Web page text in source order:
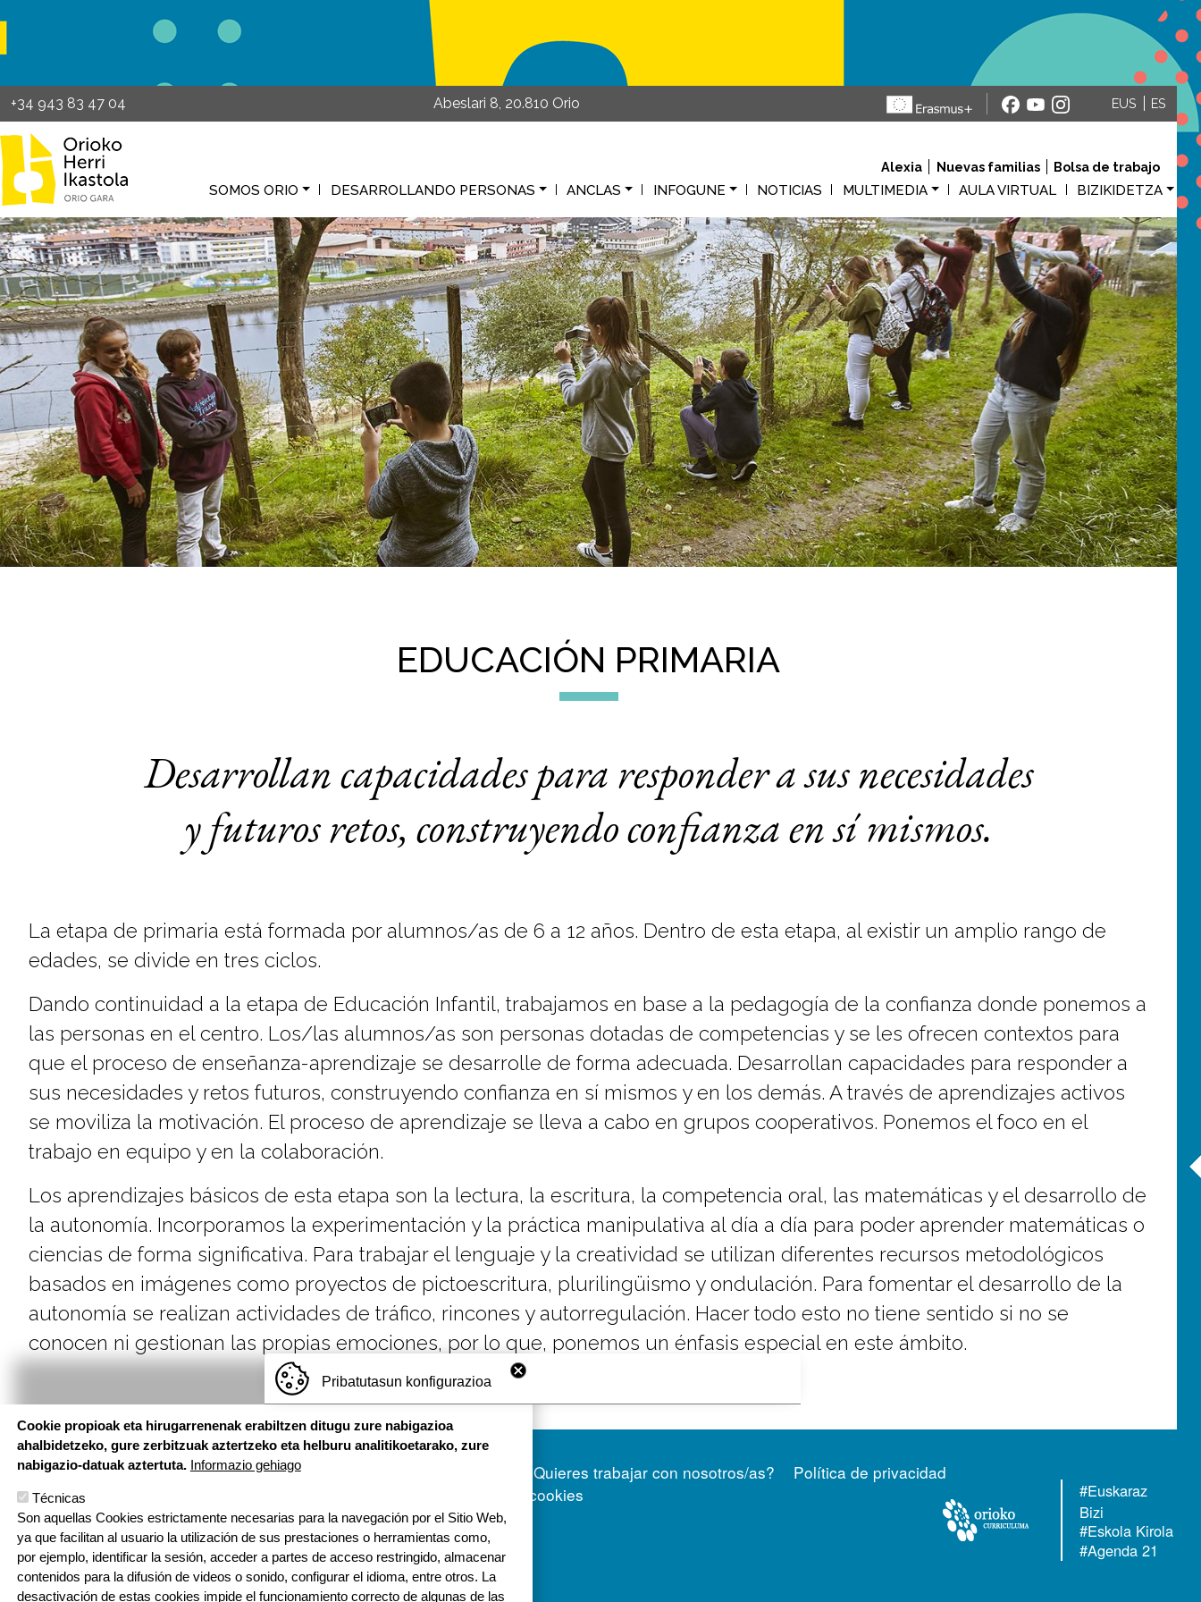
Pasar al contenido principal
+34 943 83 47 04 Abeslari 8, 20.810 Orio EUS ES
Alexia Nuevas familias Bolsa de trabajo
SOMOS ORIO DESARROLLANDO PERSONAS ANCLAS INFOGUNE NOTICIAS MULTIMEDIA AULA VIRTUAL BIZIKIDETZA
EDUCACIÓN PRIMARIA
Desarrollan capacidades para responder a sus necesidades
y futuros retos, construyendo confianza en sí mismos.
La etapa de primaria está formada por alumnos/as de 6 a 12 años. Dentro de esta etapa, al existir un amplio rango de
edades, se divide en tres ciclos.
Dando continuidad a la etapa de Educación Infantil, trabajamos en base a la pedagogía de la confianza donde ponemos a
las personas en el centro. Los/las alumnos/as son personas dotadas de competencias y se les ofrecen contextos para
que el proceso de enseñanza-aprendizaje se desarrolle de forma adecuada. Desarrollan capacidades para responder a
sus necesidades y retos futuros, construyendo confianza en sí mismos y en los demás. A través de aprendizajes activos
se moviliza la motivación. El proceso de aprendizaje se lleva a cabo en grupos cooperativos. Ponemos el foco en el
trabajo en equipo y en la colaboración.
Los aprendizajes básicos de esta etapa son la lectura, la escritura, la competencia oral, las matemáticas y el desarrollo de
la autonomía. Incorporamos la experimentación y la práctica manipulativa al día a día para poder aprender matemáticas o
ciencias de forma significativa. Para trabajar el lenguaje y la creatividad se utilizan diferentes recursos metodológicos
basados en imágenes como proyectos de pictoescritura, plurilingüismo y ondulación. Para fomentar el desarrollo de la
autonomía se realizan actividades de tráfico, rincones y autorregulación. Hacer todo esto no tiene sentido si no se
conocen ni gestionan las propias emociones, por lo que, ponemos un énfasis especial en este ámbito.
HH - LH: Abeslari Kalea, 8
20810 Orio, Gipuzkoa
T: 943 83 47 04 | E: orio@ikastola.eus
ORRI-OINAQuieres trabajar con nosotros/as?
Política de privacidad
Politica de cookies
#Euskaraz
Bizi
#Eskola Kirola
#Agenda 21
Pribatutasun konfigurazioa
Cookie propioak eta hirugarrenenak erabiltzen ditugu zure nabigazioa
ahalbidetzeko, gure zerbitzuak aztertzeko eta helburu analitikoetarako, zure
nabigazio-datuak aztertuta. Informazio gehiago
Técnicas
Son aquellas Cookies estrictamente necesarias para la navegación por el Sitio Web,
ya que facilitan al usuario la utilización de sus prestaciones o herramientas como,
por ejemplo, identificar la sesión, acceder a partes de acceso restringido, almacenar
contenidos para la difusión de videos o sonido, configurar el idioma, entre otros. La
desactivación de estas cookies impide el funcionamiento correcto de algunas de las